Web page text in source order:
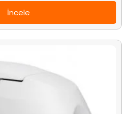
İncele